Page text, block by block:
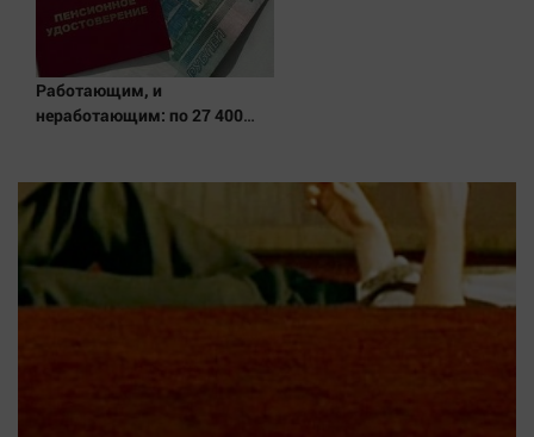
Работающим, и
неработающим: по 27 400